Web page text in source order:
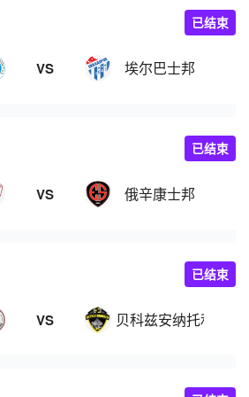
VS 埃尔巴士邦
已结束
VS 俄辛康士邦
已结束
VS 贝科兹安纳托利亚
已结束